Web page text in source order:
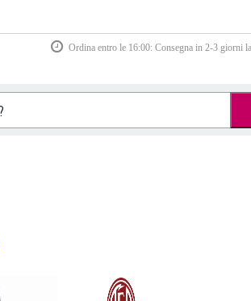
Ordina entro le 16:00: Consegna in 2-3 giorni